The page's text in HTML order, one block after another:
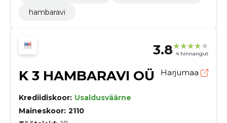
hambaravi
3.8 4 hinnangut
K 3 HAMBARAVI OÜ Harjumaa
Krediidiskoor: Usaldusväärne
Maineskoor: 2110